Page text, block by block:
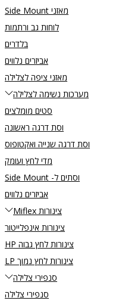
מאזני Side Mount
לוחות גב ורתמות
בלדרים
אביזרים נלווים
מאזני ציפה לצלילה
מערכות נשימה לצלילה
סטים מומלצים
וסת דרגה ראשונה
וסת דרגה שנייה ואקטופוס
מדי לחץ ועומק
וסתים ל- Side Mount
אביזרים נלווים
צינורות Miflex
צינורות אינפלייטור
צינורות לחץ גבוה HP
צינורות לחץ נמוך LP
סנפירי צלילה
סנפירי צלילה